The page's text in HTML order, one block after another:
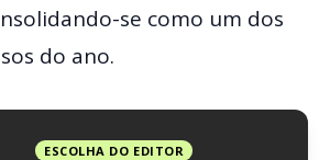
se como um dos
do ano.
ESCOLHA DO EDITOR